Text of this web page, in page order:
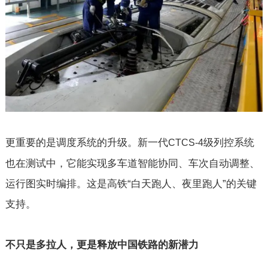
更重要的是调度系统的升级。新一代CTCS-4级列控系统
也在测试中，它能实现多车道智能协同、车次自动调整、
运行图实时编排。这是高铁“白天跑人、夜里跑人”的关键
支持。
不只是多拉人，更是释放中国铁路的新潜力